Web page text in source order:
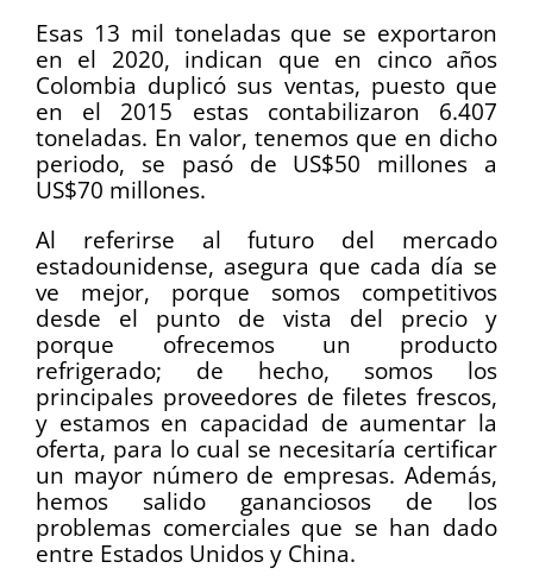
Esas 13 mil toneladas que se exportaron
en el 2020, indican que en cinco años
Colombia duplicó sus ventas, puesto que
en el 2015 estas contabilizaron 6.407
toneladas. En valor, tenemos que en dicho
periodo, se pasó de US$50 millones a
US$70 millones.
Al referirse al futuro del mercado
estadounidense, asegura que cada día se
ve mejor, porque somos competitivos
desde el punto de vista del precio y
porque ofrecemos un producto
refrigerado; de hecho, somos los
principales proveedores de filetes frescos,
y estamos en capacidad de aumentar la
oferta, para lo cual se necesitaría certificar
un mayor número de empresas. Además,
hemos salido gananciosos de los
problemas comerciales que se han dado
entre Estados Unidos y China.